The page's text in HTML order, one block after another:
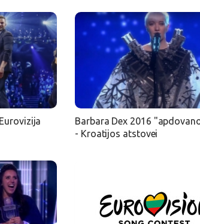
Barbara Dex 2016
- Kroatijos atstovei